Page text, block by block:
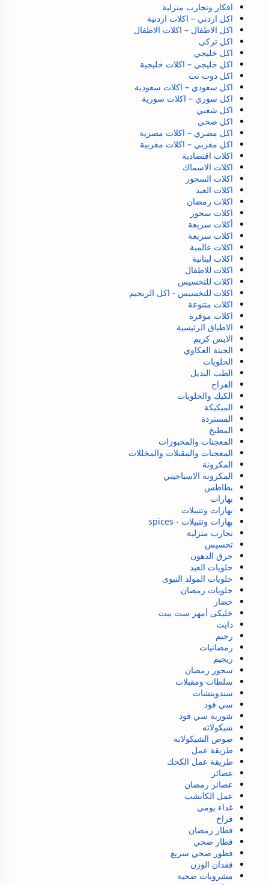
افكار وتجارب منزلية
اكل اردني – اكلات اردنية
اكل الاطفال – اكلات الاطفال
اكل تركى
اكل خليجي
اكل خليجي – اكلات خليجية
اكل دوت نت
اكل سعودي – اكلات سعودية
اكل سوري – اكلات سورية
اكل شعبي
اكل صحي
اكل مصري – اكلات مصرية
اكل مغربي – اكلات مغربية
اكلات اقتصادية
اكلات الاسماك
اكلات السحور
اكلات العيد
اكلات رمضان
اكلات سحور
أكلات سريعة
اكلات سريعة
اكلات عالمية
اكلات لبنانية
اكلات للاطفال
اكلات للتخسيس
اكلات للتخسيس - اكل الريجيم
اكلات متنوعة
اكلات موفرة
الاطباق الرئيسية
الايس كريم
الجبنة العكاوي
الحلويات
الطب البديل
الفراخ
الكيك والحلويات
المبكبكة
المستردة
المطبخ
المعجنات والمخبوزات
المعجنات والمقبلات والمخللات
المكرونة
المكرونة الاسباجيتي
بطاطس
بهارات
بهارات وتتبيلات
بهارات وتتبيلات - spices
تجارب منزلية
تخسيس
حرق الدهون
حلويات العيد
حلويات المولد النبوى
حلويات رمضان
خضار
خليكى أمهر ست بيت
دايت
رجيم
رمضانيات
ريجيم
سحور رمضان
سلطات ومقبلات
سندويتشات
سي فود
شوربة سي فود
شيكولاته
صوص الشيكولاتة
طريقة عمل
طريقة عمل الكحك
عصائر
عصائر رمضان
عمل الكاتشب
غداء يومي
فراخ
فطار رمضان
فطار صحي
فطور صحي سريع
فقدان الوزن
مشروبات صحية